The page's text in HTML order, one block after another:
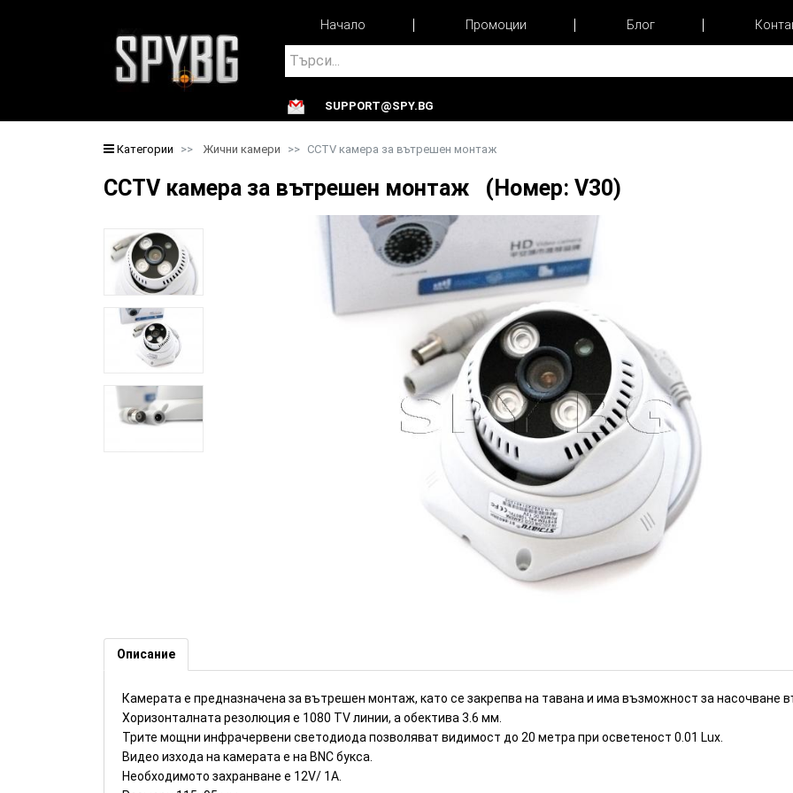
Начало Промоции Блог
Search
SUPPORT@SPY.BG
Категории Жични камери CCTV камера за вътрешен монтаж
CCTV камера за вътрешен монтаж (Номер: V30)
CCTV камера за вътрешен монтаж (Номер: V30)
Описание
Камерата е предназначена за вътрешен монтаж, като се закрепва на тавана и има възможност за насочване
Хоризонталната резолюция е 1080 TV линии, а обектива 3.6 мм.
Трите мощни инфрачервени светодиода позволяват видимост до 20 метра при осветеност 0.01 Lux.
Видео изхода на камерата е на BNC букса.
Необходимото захранване е 12V/ 1A.